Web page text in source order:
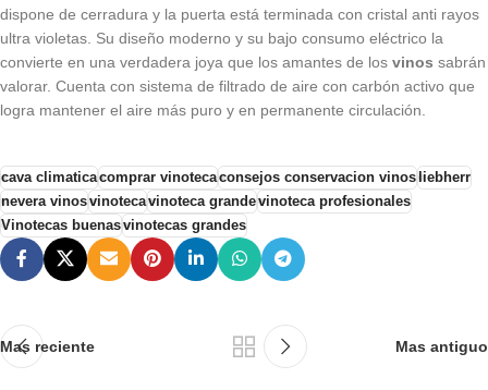
dispone de cerradura y la puerta está terminada con cristal anti rayos
ultra violetas. Su diseño moderno y su bajo consumo eléctrico la
convierte en una verdadera joya que los amantes de los vinos sabrán
valorar. Cuenta con sistema de filtrado de aire con carbón activo que
logra mantener el aire más puro y en permanente circulación.
cava climaticacomprar vinotecaconsejos conservacion vinosliebherr
nevera vinosvinotecavinoteca grandevinoteca profesionales
Vinotecas buenasvinotecas grandes
Mas reciente Mas antiguo